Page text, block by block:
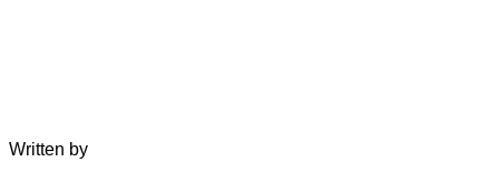
Written by